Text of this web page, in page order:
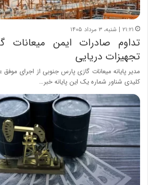
۲۱:۲۱ | شنبه، ۳ مرداد ۱۴۰۵
تداوم صادرات ایمن میعانات
تجهیزات دریایی
مدیر پایانه میعانات گازی پارس جنوبی از اجرای
کلیدی شناور شماره یک این پایانه خبر…